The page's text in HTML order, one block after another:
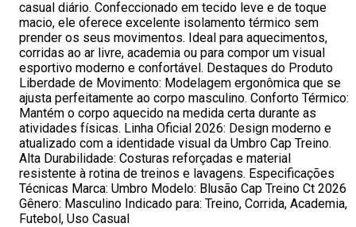
casual diário. Confeccionado em tecido leve e de toque
macio, ele oferece excelente isolamento térmico sem
prender os seus movimentos. Ideal para aquecimentos,
corridas ao ar livre, academia ou para compor um visual
esportivo moderno e confortável. Destaques do Produto
Liberdade de Movimento: Modelagem ergonômica que se
ajusta perfeitamente ao corpo masculino. Conforto Térmico:
Mantém o corpo aquecido na medida certa durante as
atividades físicas. Linha Oficial 2026: Design moderno e
atualizado com a identidade visual da Umbro Cap Treino.
Alta Durabilidade: Costuras reforçadas e material
resistente à rotina de treinos e lavagens. Especificações
Técnicas Marca: Umbro Modelo: Blusão Cap Treino Ct 2026
Gênero: Masculino Indicado para: Treino, Corrida, Academia,
Futebol, Uso Casual